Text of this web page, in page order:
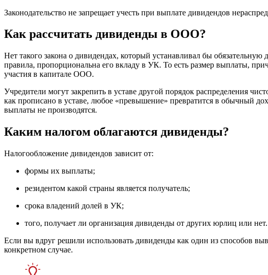
Законодательство не запрещает учесть при выплате дивидендов
Как рассчитать дивиденды в ООО?
Нет такого закона о дивидендах, который устанавливал бы
правила, пропорциональна его вкладу в УК. То есть размер выплаты,
участия в капитале ООО.
Учредители могут закрепить в уставе другой порядок распределения
как прописано в уставе, любое «превышение» превратится в обычный
выплаты не производятся.
Каким налогом облагаются дивиденды?
Налогообложение дивидендов зависит от:
формы их выплаты;
резидентом какой страны является получатель;
срока владений долей в УК;
того, получает ли организация дивиденды от других юрлиц или нет.
Если вы вдруг решили использовать дивиденды как один из способов
конкретном случае.